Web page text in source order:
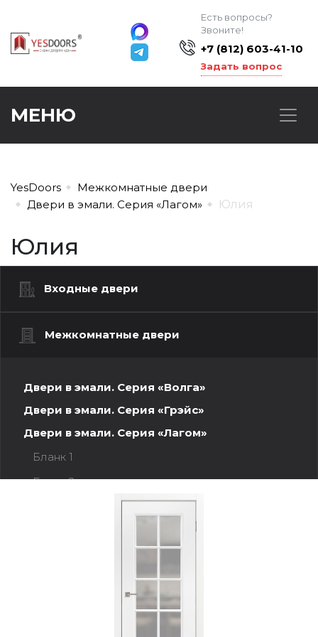
Есть вопросы?
Звоните!
+7 (812) 603-41-10
Задать вопрос
МЕНЮ
YesDoors
Межкомнатные двери
Двери в эмали. Серия «Лагом»
Юлия
Юлия
Входные двери
Межкомнатные двери
Двери в эмали. Серия «Волга»
Двери в эмали. Серия «Грэйс»
Двери в эмали. Серия «Лагом»
Бланк 1
Бланк 2